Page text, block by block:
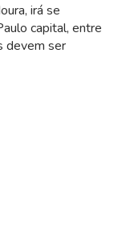
irá se
capital, entre
devem ser